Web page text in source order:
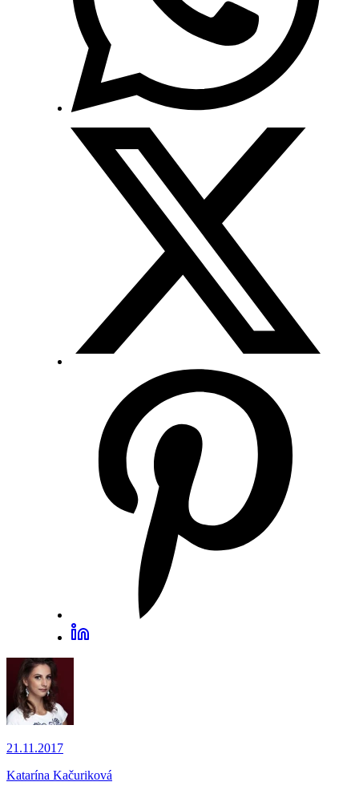
21.11.2017
Katarína Kačuriková